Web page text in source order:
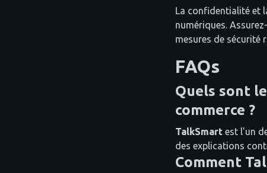
La confidentialité et
numériques.
mesures de sécurité
FAQs
Quels sont
commerce ?
TalkSmart est l'un
des explications
Comment